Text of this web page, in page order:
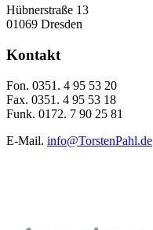
Hübnerstraße 13
01069 Dresden
Kontakt
Fon. 0351. 4 95 53 20
Fax. 0351. 4 95 53 18
Funk. 0172. 7 90 25 81
E-Mail. info@TorstenPahl.de